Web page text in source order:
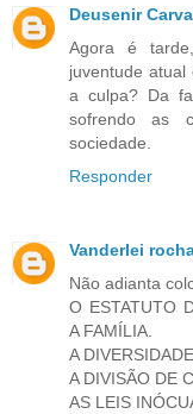
Deusenir
Agora é
juventude
a culpa? Da
sofrendo as
sociedade.
Responder
Vanderlei
Não adianta
O ESTATUTO
A FAMÍLIA.
A
A DIVISÃO DE
AS LEIS